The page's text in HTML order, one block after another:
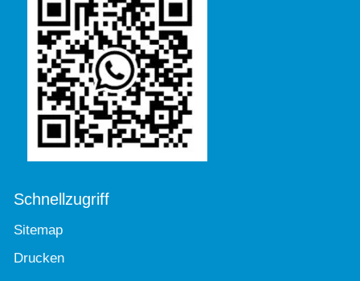
Schnellzugriff
Sitemap
Drucken